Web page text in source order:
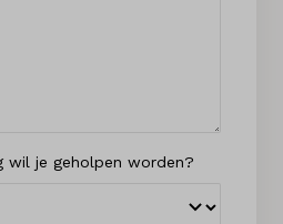
wil je geholpen worden?